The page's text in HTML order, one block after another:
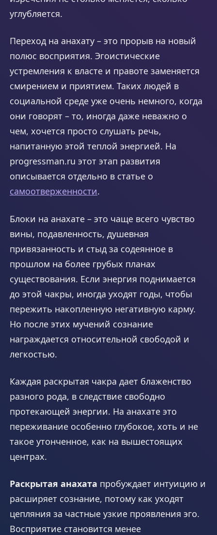
углубляется.
Переход на анахату – это прорыв на новый
полюс восприятия. Эгоистические
устремления к власте и правоте заменяется
смирением и приятием. Таких людей в
социальной среде уже очень немного, когда
они говорят – то, иногда даже неважно о
чем, хочется просто слушать речь,
напитанную этой теплой энергией. На
progressman.ru этот этап развития
описывается отдельно в статье о
самоотверженности.
Блоки на анахате – это чаще всего чувство
вины, подавленность, душевная
привязанность и стыд за содеянное в
прошлом на более грубых планах
существования. Если энергия поднимается
до этой чакры, иногда уходят годы, чтобы
пережить накопленную негативную карму.
Но после этих мучений сознание
награждается относительной свободой и
легкостью.
Каждая раскрытая чакра дает блаженство
разного рода, в следствие свободно
протекающей энергии. На анахате это
переживание особенно глубокое, хоть и не
такое утонченное, как на вышестоящих
центрах.
Раскрытая анахата пробуждает интуицию и
расширяет сознание, потому как уходят
цепляния за частные узкие проявления эго.
Восприятие становится менее